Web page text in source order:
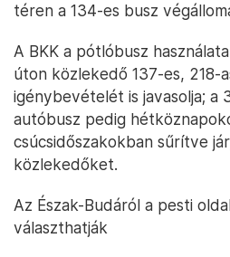
téren a 134-es busz
A BKK a pótlóbusz
úton közlekedő 137-es, 218-
igénybevételét is javasolja; a
autóbusz pedig
csúcsidőszakokban sűrítve
közlekedőket.
Az Észak-Budáról a pesti
választhatják